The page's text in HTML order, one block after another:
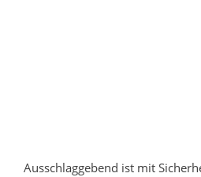
Ausschlaggebend ist mit